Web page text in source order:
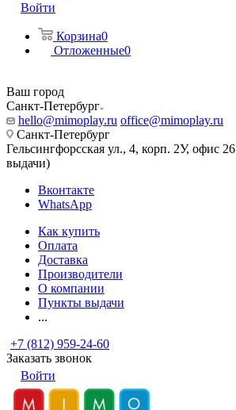
Войти
Корзина0
Отложенные0
Ваш город
Санкт-Петербург
hello@mimoplay.ru office@mimoplay.ru
Санкт-Петербург
Гельсингфорсская ул., 4, корп. 2У, офис
выдачи)
Вконтакте
WhatsApp
Как купить
Оплата
Доставка
Производители
О компании
Пункты выдачи
...
+7 (812) 959-24-60
Заказать звонок
Войти